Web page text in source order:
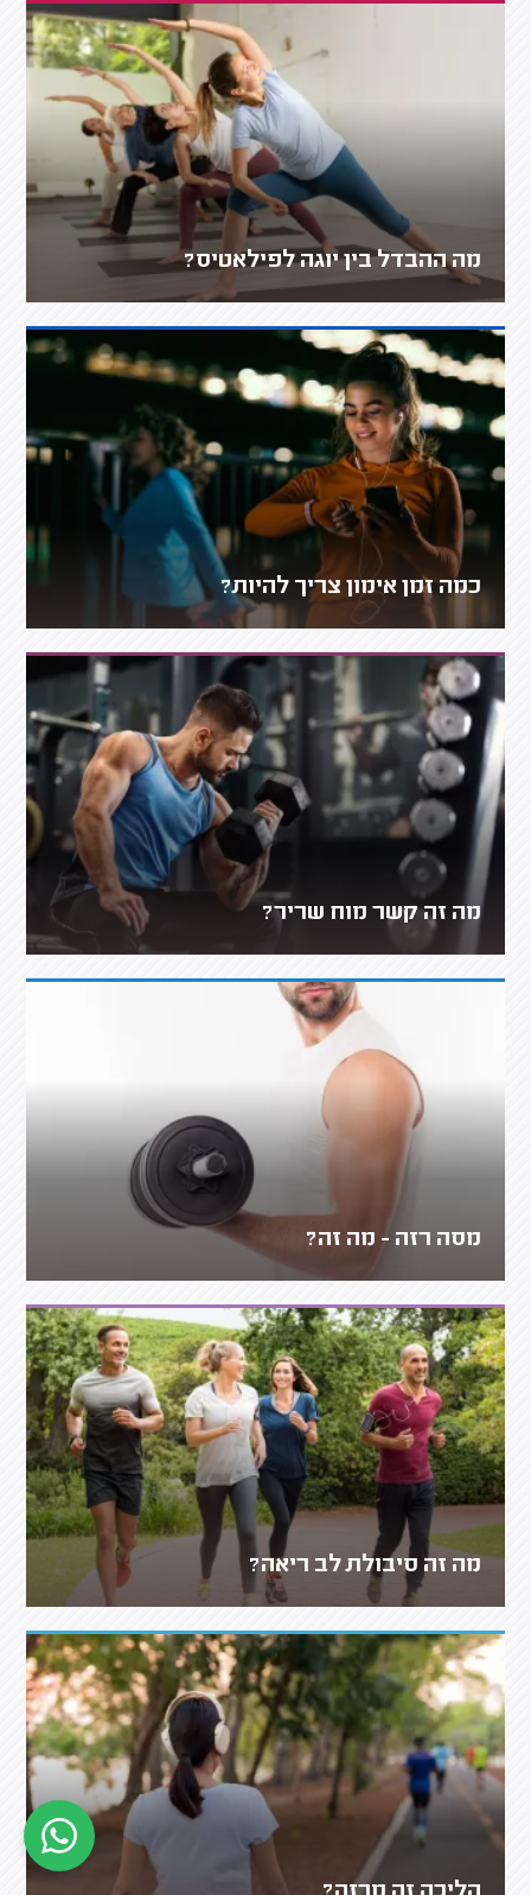
מה ההבדל בין יוגה לפילאטיס?
כמה זמן אימון צריך להיות?
מה זה קשר מוח שריר?
מסה רזה - מה זה?
מה זה סיבולת לב ריאה?